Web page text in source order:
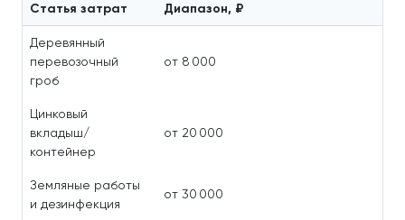
Статья затрат Диапазон, ₽
Деревянный
перевозочный
гроб
от 8 000
Цинковый
вкладыш/
контейнер
от 20 000
Земляные работы
и дезинфекция
от 30 000